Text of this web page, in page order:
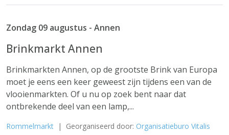
Zondag 09 augustus - Annen
Brinkmarkt Annen
Brinkmarkten Annen, op de grootste Brink van Europa
moet je eens een keer geweest zijn tijdens een van de
vlooienmarkten. Of u nu op zoek bent naar dat
ontbrekende deel van een lamp,...
Rommelmarkt | Georganiseerd door: Organisatieburo Vitalis